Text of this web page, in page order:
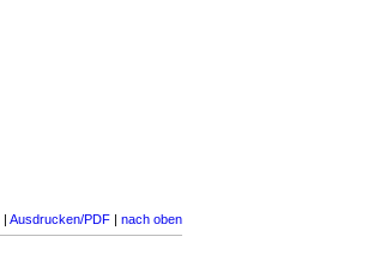
| Ausdrucken/PDF | nach oben